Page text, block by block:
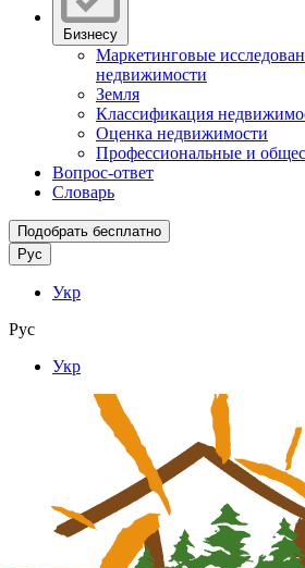
Бизнесу
Маркетинговые
недвижимости
Земля
Классификация
Оценка недвижимости
Профессиональные и
Вопрос-ответ
Словарь
Подобрать бесплатно
Рус
Укр
Рус
Укр